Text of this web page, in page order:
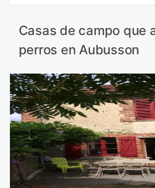
Casas de campo que
perros en Aubusson